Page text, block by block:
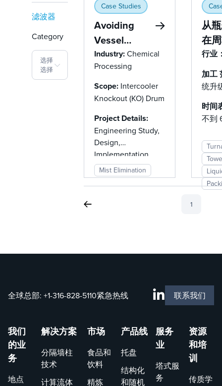
滤波器
Category
选择
选择
Case Studies
Avoiding
Vessel
Replacement:
CFD-
Validated
Retrofit
Eliminates
Liquid
Carryover
Industry:Chemical
Processing
Scope: Intercooler
Knockout (KO) Drum
Project Details:
Engineering Study,
Design,
Implementation
Mist Elimination
从
在
级
行业
加工
统升
时间
不到
1
全球总部: +1-316-828-5110紧急热线 联系我们
我们
的业
务
地点
解决方案
分隔墙柱
技术
计算流体
市场
食品和
饮料
精炼
产品线
托盘
结构化
和随机
服务
业
塔式服
务
资源
和培
训
传质学